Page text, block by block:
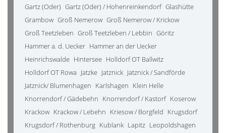
Gartz (Oder) Gartz (Oder) / Hohenreinkendorf Glashütte
Grambow Groß Nemerow Groß Nemerow / Krickow
Groß Teetzleben Groß Teetzleben / Lebbin Göritz
Hammer a. d. Uecker Hammer an der Uecker
Heinrichswalde Hintersee Holldorf OT Ballwitz
Holldorf OT Rowa Jatzke Jatznick Jatznick / Sandförde
Jatznick/ Blumenhagen Karlshagen Klein Helle
Knorrendorf / Gädebehn Knorrendorf / Kastorf Koserow
Krackow Krackow / Lebehn Kriesow / Borgfeld Krugsdorf
Krugsdorf / Rothenburg Kublank Lapitz Leopoldshagen